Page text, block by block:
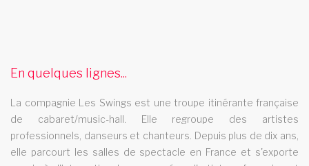
Le cabaret Les Swings se deplace dans la ville de vannes
spectacle cabaret champagne ardegne
Le spectacle cabaret Les Swings se deplace dans la region
champagne ardegne
En quelques lignes...
La compagnie Les Swings est une troupe itinérante française
de cabaret/music-hall. Elle regroupe des artistes
professionnels, danseurs et chanteurs. Depuis plus de dix ans,
elle parcourt les salles de spectacle en France et s'exporte